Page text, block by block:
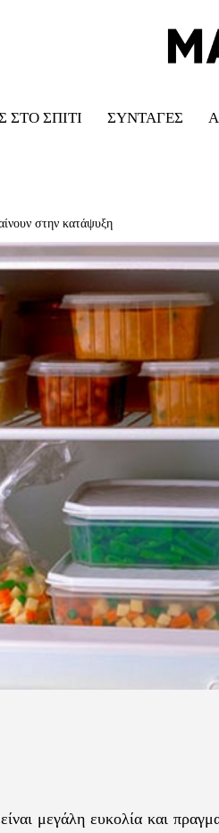
ΣΤΟ ΣΠΊΤΙ ΣΥΝΤΑΓΈΣ
στην κατάψυξη
μεγάλη ευκολία και